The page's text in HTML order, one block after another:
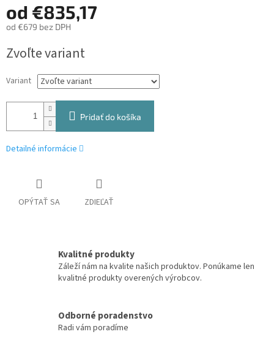
od €835,17
od €679 bez DPH
cena:
Zvoľte variant
Variant
Pridať do košíka
Detailné informácie
OPÝTAŤ SA ZDIEĽAŤ
Kvalitné produkty
Záleží nám na kvalite našich produktov. Ponúkame len
kvalitné produkty overených výrobcov.
Odborné poradenstvo
Radi vám poradíme